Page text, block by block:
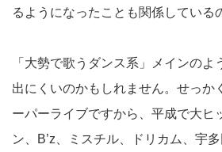
るようになったことも関係している
「大勢で歌うダンス系」メインのよ
出にくいのかもしれません。せっか
ーパーライブですから、平成で大ヒ
ン、B’z、ミスチル、ドリカム、宇